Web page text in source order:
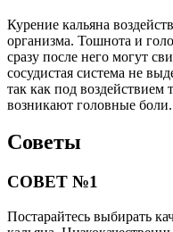
Курение кальяна
организма. Тошнота и
сразу после него могут
сосудистая система не
так как под воздействием
возникают головные боли.
Советы
СОВЕТ №1
Постарайтесь выбирать